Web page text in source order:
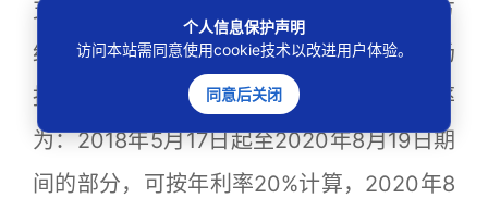
支付利息的，人民法院应予支持，但是双方
约定的利率超过合同成立时一年期贷款市场
报价利率四倍的除外。”故案涉借款的利率
为：2018年5月17日起至2020年8月19日期
间的部分，可按年利率20%计算，2020年8
个人信息保护声明
访问本站需同意使用cookie技术以改进用户体验。
同意后关闭